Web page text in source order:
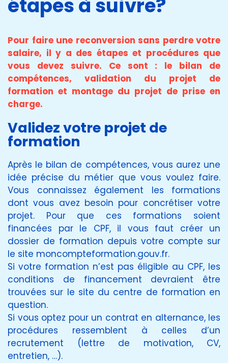
étapes à suivre?
Pour faire une reconversion sans perdre votre
salaire, il y a des étapes et procédures que
vous devez suivre. Ce sont : le bilan de
compétences, validation du projet de
formation et montage du projet de prise en
charge.
Validez votre projet de
formation
Après le bilan de compétences, vous aurez une
idée précise du métier que vous voulez faire.
Vous connaissez également les formations
dont vous avez besoin pour concrétiser votre
projet. Pour que ces formations soient
financées par le CPF, il vous faut créer un
dossier de formation depuis votre compte sur
le site moncompteformation.gouv.fr.
Si votre formation n’est pas éligible au CPF, les
conditions de financement devraient être
trouvées sur le site du centre de formation en
question.
Si vous optez pour un contrat en alternance, les
procédures ressemblent à celles d’un
recrutement (lettre de motivation, CV,
entretien, …).